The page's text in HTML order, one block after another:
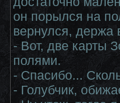
он порылся на
вернулся, держа
- Вот, две карты
полями.
- Спасибо...
- Голубчик,